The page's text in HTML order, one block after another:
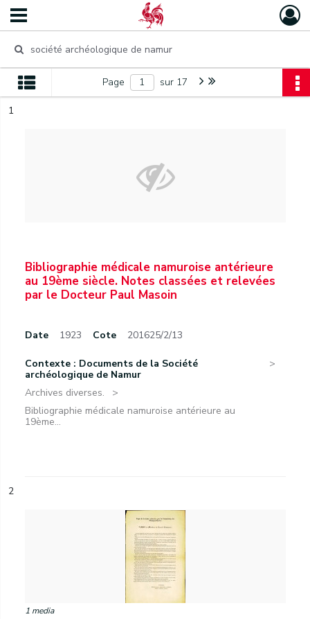
Page sur 17
1
Bibliographie médicale namuroise antérieure
au 19ème siècle. Notes classées et relevées
par le Docteur Paul Masoin
Date 1923 Cote 201625/2/13
Contexte : Documents de la Société
archéologique de Namur
Archives diverses.
Bibliographie médicale namuroise antérieure au
19ème...
2
1 media